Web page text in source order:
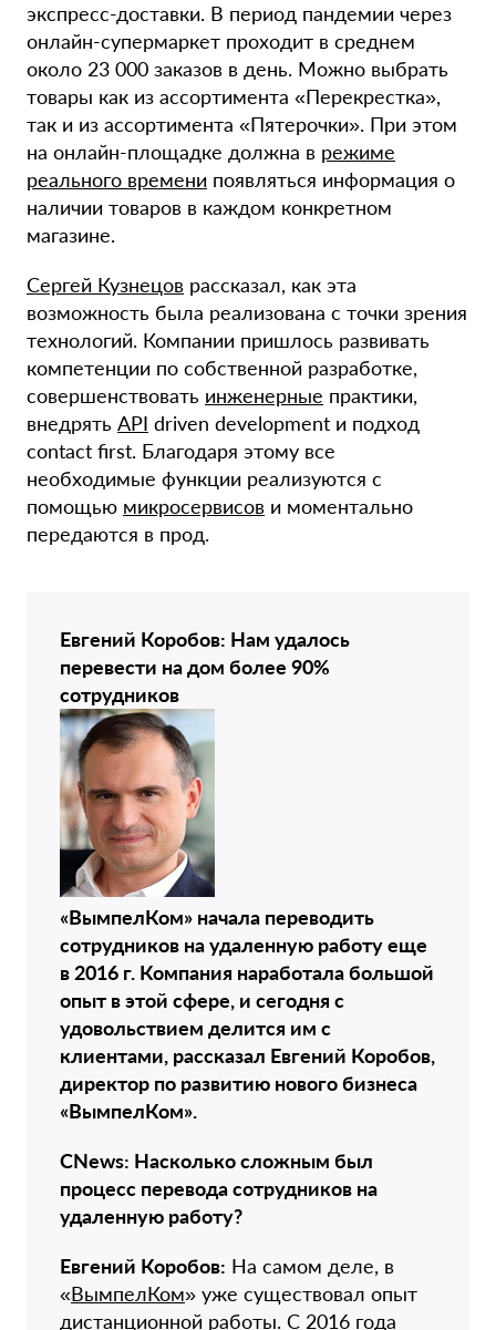
экспресс-доставки. В период пандемии через
онлайн-супермаркет проходит в среднем
около 23 000 заказов в день. Можно выбрать
товары как из ассортимента «Перекрестка»,
так и из ассортимента «Пятерочки». При этом
на онлайн-площадке должна в режиме
реального времени появляться информация о
наличии товаров в каждом конкретном
магазине.
Сергей Кузнецов рассказал, как эта
возможность была реализована с точки зрения
технологий. Компании пришлось развивать
компетенции по собственной разработке,
совершенствовать инженерные практики,
внедрять API driven development и подход
contact first. Благодаря этому все
необходимые функции реализуются с
помощью микросервисов и моментально
передаются в прод.
Евгений Коробов: Нам удалось
перевести на дом более 90%
сотрудников
«ВымпелКом» начала переводить
сотрудников на удаленную работу еще
в 2016 г. Компания наработала большой
опыт в этой сфере, и сегодня с
удовольствием делится им с
клиентами, рассказ­ал Евгений Коробов,
директор по развитию нового бизнеса
«ВымпелКом».
CNews: Насколько сложным был
процесс перевода сотрудников на
удаленную работу?
Евгений Коробов: На самом деле, в
«ВымпелКом» уже существовал опыт
дистанционной работы. С 2016 года